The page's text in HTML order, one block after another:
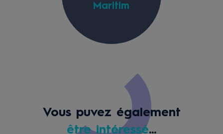
Maritim
Vous puvez également
être intéressé...